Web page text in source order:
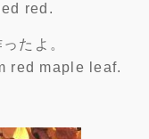
red.
たよ。
red maple leaf.